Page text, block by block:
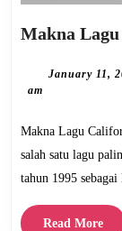
Makna
January 11,
am
Makna Lagu California Love – 2Pac. California Love tetap menjadi
salah satu lagu
tahun 1995
Read More